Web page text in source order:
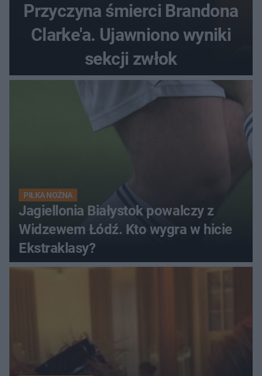
Przyczyna śmierci Brandona
Clarke'a. Ujawniono wyniki
sekcji zwłok
PIŁKA NOŻNA
Jagiellonia Białystok powalczy z
Widzewem Łódź. Kto wygra w hicie
Ekstraklasy?